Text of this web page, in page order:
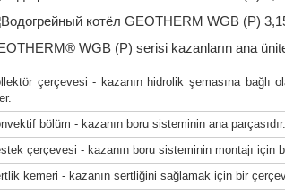
WGB (P) serisi kazanların ana
çerçevesi - kazanın hidrolik şemasına bağlı
bölüm - kazanın boru sisteminin ana parçasıdır.
çerçevesi - kazanın boru sisteminin montajı için
kemeri - kazanın sertliğini sağlamak için bir